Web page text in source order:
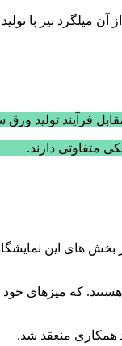
فرآیند تولید
متفاوتی دارند.
است. به خبرنگار مهر گفت: یکی
این صنایع هستند. که